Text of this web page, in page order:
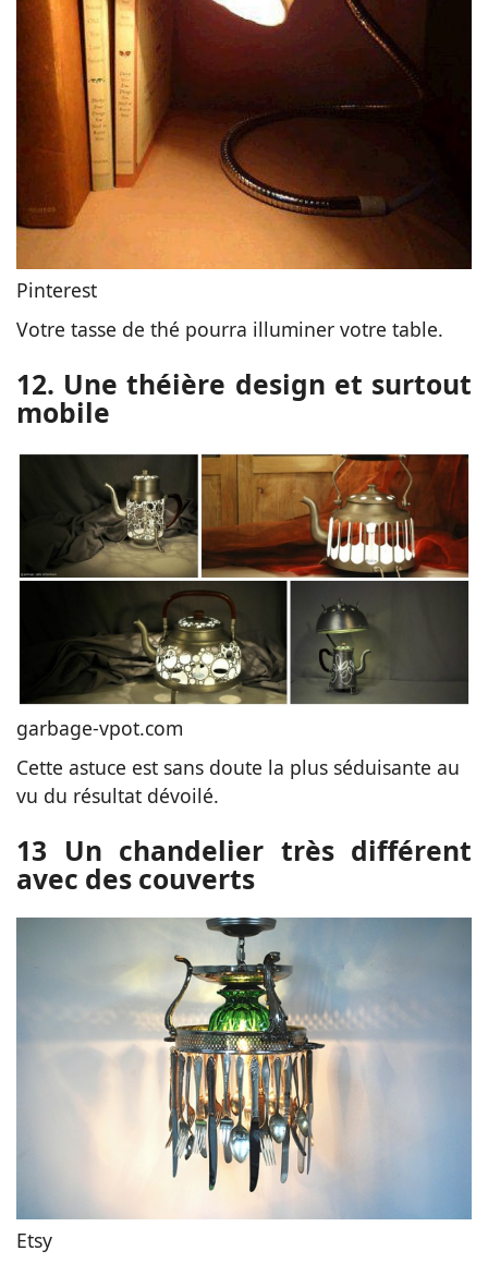
Pinterest
Votre tasse de thé pourra illuminer votre table.
12. Une théière design et surtout
mobile
garbage-vpot.com
Cette astuce est sans doute la plus séduisante au
vu du résultat dévoilé.
13 Un chandelier très différent
avec des couverts
Etsy